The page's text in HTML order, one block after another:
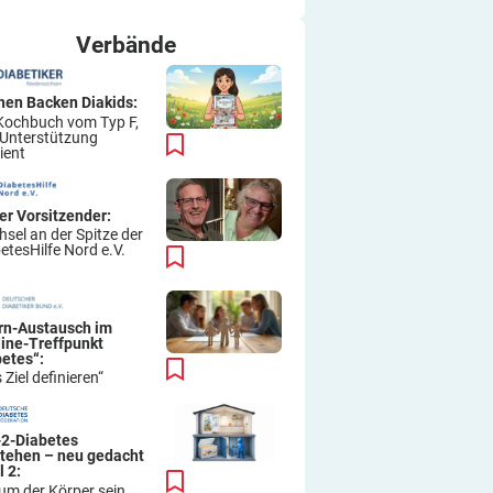
Viel ErfolgVerbände
Backen Diakids:
vom Typ F,
Vorsitzender:
an der Spitze der
Nord e.V.
Austausch im
Treffpunkt
Ziel definieren“
Diabetes
– neu gedacht
2: